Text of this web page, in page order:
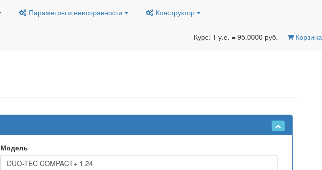
Параметры и неисправности Конструктор
Курс: 1 у.е. = 95.0000 руб. Корзина
Модель